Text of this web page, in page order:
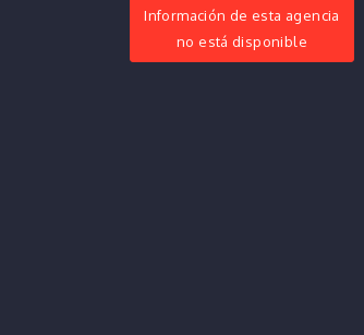
Información de esta agencia
no está disponible